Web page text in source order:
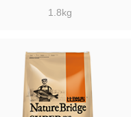
1.8kg